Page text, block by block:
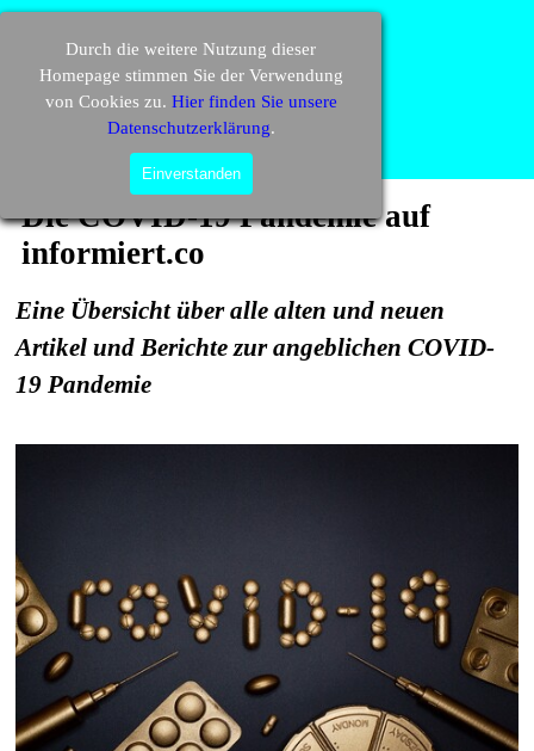
Durch die weitere Nutzung dieser
Homepage stimmen Sie der Verwendung
von Cookies zu. Hier finden Sie unsere
Datenschutzerklärung.
Einverstanden
Direkt zum Seiteninhalt
informiert.co
Menü überspringen
Die COVID-19 Pandemie auf
informiert.co
Eine Übersicht über alle alten und neuen
Artikel und Berichte zur angeblichen COVID-
19 Pandemie